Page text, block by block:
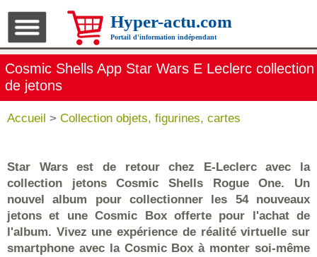
Hyper-actu.com
Portail d'information indépendant
Cosmic Shells App Star Wars E Leclerc collection
de jetons
Accueil > Collection objets, figurines, cartes
Star Wars est de retour chez E-Leclerc avec la
collection jetons Cosmic Shells Rogue One. Un
nouvel album pour collectionner les 54 nouveaux
jetons et une Cosmic Box offerte pour l'achat de
l'album. Vivez une expérience de réalité virtuelle sur
smartphone avec la Cosmic Box à monter soi-même